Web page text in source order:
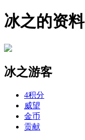
冰之的资料
冰之游客
4积分
威望
金币
贡献